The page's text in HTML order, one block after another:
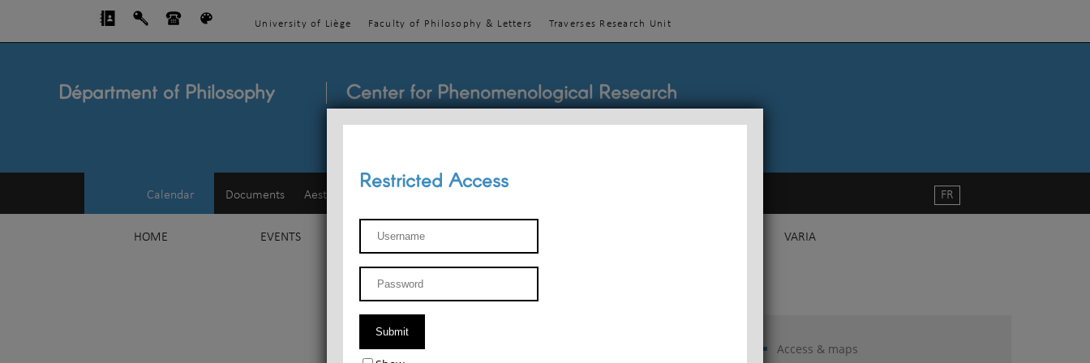
University of Liège Faculty of Philosophy & Letters Traverses Research Unit
Départment of Philosophy Center for Phenomenological Research
Calendar Documents Aesthetics
HOME EVENTS TEACHINGS VARIA
FR
Access & maps
Restricted Access